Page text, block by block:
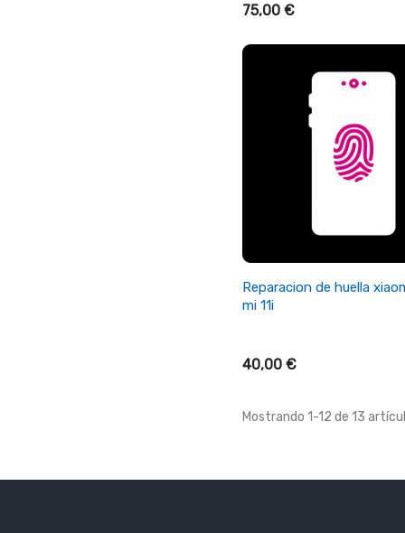
75,00 €
+ Añadir Al Carrito
Reparacion de huella
mi 11i
40,00 €
Mostrando 1-12 de 13